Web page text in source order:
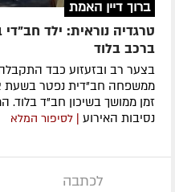
ברוך דיין האמת
ברכב בלוד
ממשפחה חב"דית נפטר בשעת
זמן ממושך בשיכון חב"ד
נסיבות האירוע
| לסיפור המלא
לכתבה